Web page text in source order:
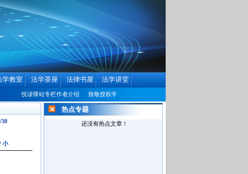
学教室 法学茶座 法律书屋 法学讲堂
悦读驿站专栏作者介绍 致敬授权学者
30
小
热点专题
还没有热点文章！